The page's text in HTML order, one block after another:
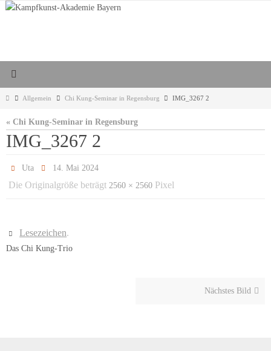
Zum
StartAllgemein Chi Kung-Seminar in Regensburg IMG_3267 2
« Chi Kung-Seminar in Regensburg
IMG_3267 2
Uta 14. Mai 2024
Die Originalgröße beträgt 2560 × 2560 Pixel
Lesezeichen.
Das Chi Kung-Trio
Nächstes Bild